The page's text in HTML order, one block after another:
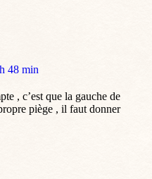
48 min
, c’est que la gauche de
piège , il faut donner